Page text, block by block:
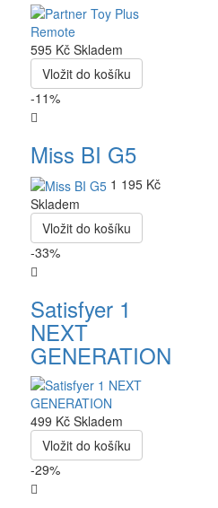
595 Kč Skladem
Vložit do košíku
-11%
Miss BI G5
1 195 Kč
Skladem
Vložit do košíku
-33%
Satisfyer 1
NEXT
GENERATION
499 Kč Skladem
Vložit do košíku
-29%